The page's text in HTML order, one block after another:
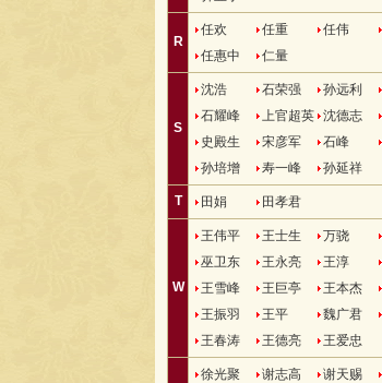
R
任欢 任重 任伟
任惠中
仁量
S
沈浩 石荣强 孙远利
石耀峰
上官超英 沈德志
史殿生
宋彦军 石峰
孙培增
寿一峰 孙延祥
T 田娟 田孝君
W
王伟平 王士生 万骁
巫卫东
王永亮 王淳
王雪峰
王巨亭 王本杰
王振羽
王平 魏广君
王春涛
王德亮 王爱忠
徐光聚 谢志高 谢天赐